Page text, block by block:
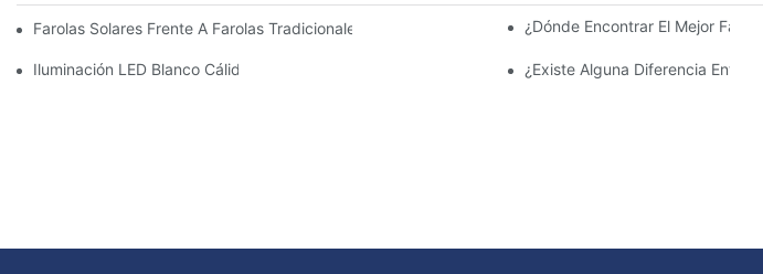
Farolas Solares Frente A Farolas Tradicionales: Coste, Retorno De La Inversión Y Eficiencia.
¿Dónde Encontrar El Mejor
Iluminación LED Blanco Cálido Vs. Blanco Suave ¿Existe Alguna Diferencia Entre